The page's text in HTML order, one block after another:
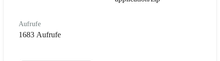
Aufrufe
1683 Aufrufe